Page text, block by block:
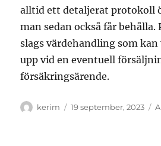
alltid ett detaljerat protokoll
man sedan också får
slags värdehandling som kan
upp vid en eventuell
försäkringsärende.
Författare
kerim
Publicerat
19 september, 2023